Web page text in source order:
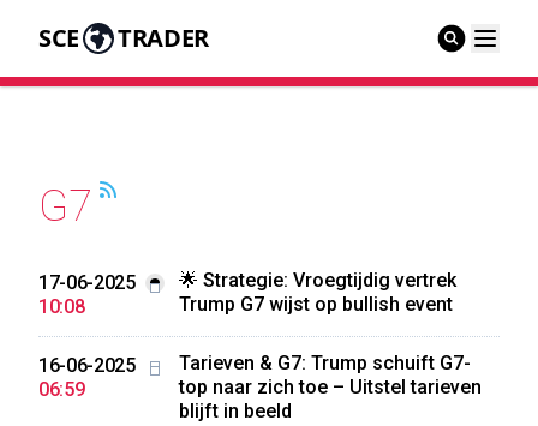
SCE TRADER
G7
17-06-2025
10:08
🌟 Strategie: Vroegtijdig vertrek
Trump G7 wijst op bullish event
16-06-2025
06:59
Tarieven & G7: Trump schuift G7-
top naar zich toe – Uitstel tarieven
blijft in beeld